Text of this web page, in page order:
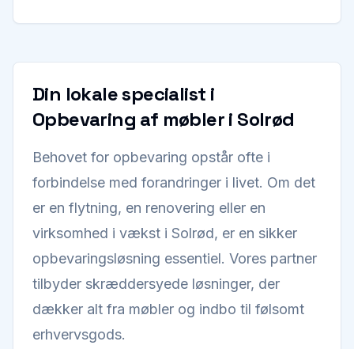
Din lokale specialist i
Opbevaring af møbler i Solrød
Behovet for opbevaring opstår ofte i
forbindelse med forandringer i livet. Om det
er en flytning, en renovering eller en
virksomhed i vækst i Solrød, er en sikker
opbevaringsløsning essentiel. Vores partner
tilbyder skræddersyede løsninger, der
dækker alt fra møbler og indbo til følsomt
erhvervsgods.